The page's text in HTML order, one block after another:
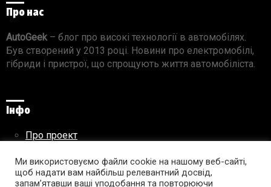
Про нас
AutoGeek– блог про високі технології в автомобілях.
Був створений у 2013 році. Новини про електромобілі,
гібриди і пристрої, що спрощують життя автомобіліста.
Інфо
Про проект
Правила використання матеріалів
Ми використовуємо файли cookie на нашому веб-сайті,
щоб надати вам найбільш релевантний досвід,
запам’ятавши ваші уподобання та повторюючи